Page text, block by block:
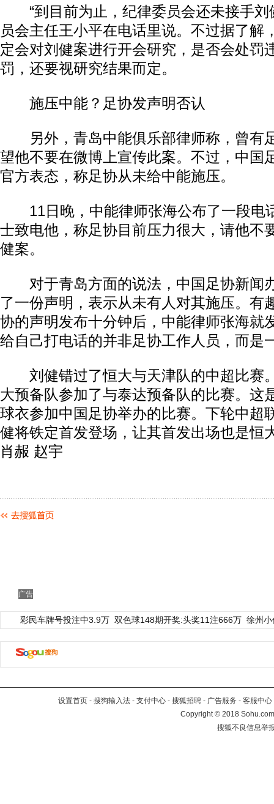
“到目前为止，纪律委员会还未接手刘
员会主任王小平在电话里说。不过据了解
定会对刘健案进行开会研究，是否会处罚
罚，还要视研究结果而定。
施压中能？足协发声明否认
另外，青岛中能俱乐部律师称，曾有
望他不要在微博上宣传此案。不过，中国
官方表态，称足协从未给中能施压。
11日晚，中能律师张海公布了一段电
士致电他，称足协目前压力很大，请他不
健案。
对于青岛方面的说法，中国足协新闻
了一份声明，表示从未有人对其施压。有
协的声明发布十分钟后，中能律师张海就
给自己打电话的并非足协工作人员，而是
刘健错过了恒大与天津队的中超比赛
大预备队参加了与泰达预备队的比赛。这
球衣参加中国足协举办的比赛。下轮中超
健将铁定首发登场，让其首发出场也是恒
肖赧 赵宇
广告
彩民车牌号投注中3.9万 双色球148期开奖:头奖11注666万 徐州
设置首页 - 搜狗输入法 - 支付中心 - 搜狐招聘 - 广告服务 - 客服中心
Copyright©2018
搜狐不良信息举